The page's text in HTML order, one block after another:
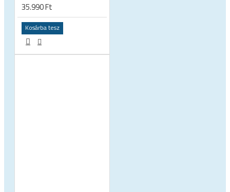
35.990 Ft
Kosárba tesz